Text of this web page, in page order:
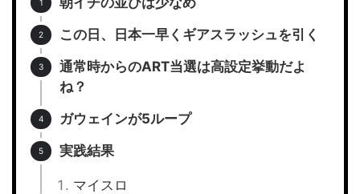
この日、日本一早くギアスラッシュを引く
通常時からのART当選は高設定挙動だよ
ね？
ガウェインが5ループ
実践結果
マイスロ